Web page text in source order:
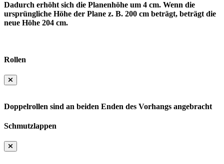
Dadurch erhöht sich die Planenhöhe um 4 cm. Wenn die
ursprüngliche Höhe der Plane z. B. 200 cm beträgt, beträgt die
neue Höhe 204 cm.
Rollen
Doppelrollen sind an beiden Enden des Vorhangs angebracht
Schmutzlappen